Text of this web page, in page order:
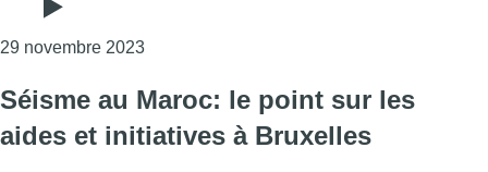
29 novembre 2023Consulter l'article "Molenbeek: “Catherine
Séisme au Maroc: le point sur les
aides et initiatives à Bruxelles